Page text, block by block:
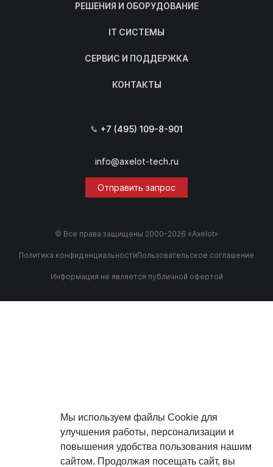
Мы используем файлы Cookie для
улучшения работы, персонализации и
повышения удобства пользования нашим
сайтом. Продолжая посещать сайт, вы
РЕШЕНИЯ И ОБОРУДОВАНИЕ
IT СИСТЕМЫ
СЕРВИС И ПОДДЕРЖКА
КОНТАКТЫ
+7 (495) 109-8-901
info@axelot-tech.ru
Отправить запрос
© Все права защищены 2000-2026 «Axelot»
Политика конфиденциальностиПользовательское соглашение
Информация не является публичной офертой